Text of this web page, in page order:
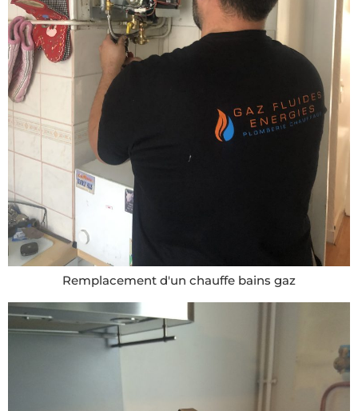
Remplacement d'un chauffe bains gaz